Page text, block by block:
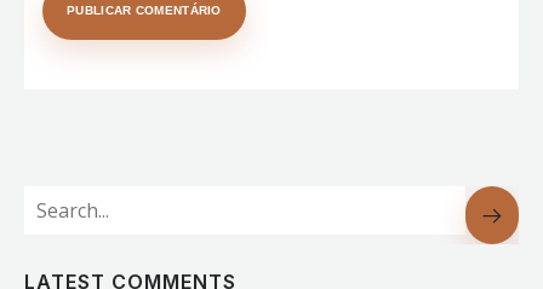
LATEST COMMENTS